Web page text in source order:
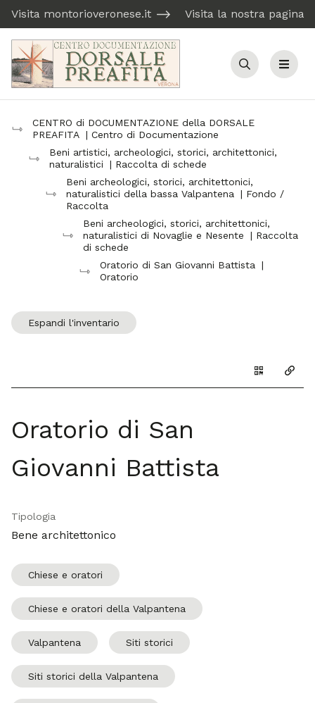
Visita montorioveronese.it Visita la nostra pagina
Cerca Menu
CENTRO di DOCUMENTAZIONE della DORSALE
PREAFITA | Centro di Documentazione
Beni artistici, archeologici, storici, architettonici,
naturalistici
| Raccolta di schede
Beni archeologici, storici, architettonici,
naturalistici della bassa Valpantena | Fondo /
Raccolta
Beni archeologici, storici, architettonici,
naturalistici di Novaglie e Nesente
| Raccolta
di schede
Oratorio di San Giovanni Battista |
Oratorio
Espandi l'inventario
Genera il
Oratorio di San
Giovanni Battista
Tipologia
Bene architettonico
Chiese e oratori
Chiese e oratori della Valpantena
Valpantena Siti storici
Siti storici della Valpantena